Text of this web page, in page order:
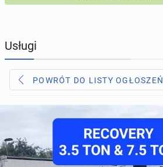
KUPIĘ & SPRZEDAM
TOWARZYSKIE
Usługi
POWRÓT DO LISTY OGŁOSZEŃ